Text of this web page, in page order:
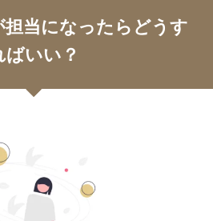
担当になったらどうす
ばいい？